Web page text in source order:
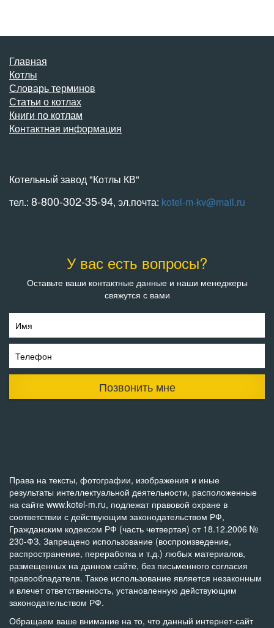
Главная
Котлы
Словарь терминов
Статьи о котлах
Книги по котлам
Контактная информация
Котельный завод "Котлы КВ"
тел.: 8-800-302-35-94, эл.почта: kotel-m-kv@mail.ru
У вас есть вопросы?
Оставьте ваши контактные данные и наши менеджеры
свяжутся с вами
Имя
Телефон
Позвонить мне
Права на тексты, фотографии, изображения и иные
результаты интеллектуальной деятельности, расположенные
на сайте www.kotel-m.ru, подлежат правовой охране в
соответствии с действующим законодательством РФ,
Гражданским кодексом РФ (часть четвертая) от 18.12.2006 №
230-ФЗ. Запрещено использование (воспроизведение,
распространение, переработка и т.д.) любых материалов,
размещенных на данном сайте, без письменного согласия
правообладателя. Такое использование является незаконным
и влечет ответственность, установленную действующим
законодательством РФ.
Обращаем ваше внимание на то, что данный интернет-сайт